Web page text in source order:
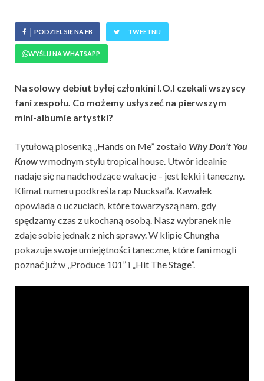
PODZIEL SIĘ NA FB TWEETNIJ
WYŚLIJ NA WHATSAPP
Na solowy debiut byłej członkini I.O.I czekali wszyscy
fani zespołu. Co możemy usłyszeć na pierwszym
mini-albumie artystki?
Tytułową piosenką „Hands on Me” zostało Why Don’t You
Knoww modnym stylu tropical house. Utwór idealnie
nadaje się na nadchodzące wakacje – jest lekki i taneczny.
Klimat numeru podkreśla rap Nucksal’a. Kawałek
opowiada o uczuciach, które towarzyszą nam, gdy
spędzamy czas z ukochaną osobą. Nasz wybranek nie
zdaje sobie jednak z nich sprawy. W klipie Chungha
pokazuje swoje umiejętności taneczne, które fani mogli
poznać już w „Produce 101” i „Hit The Stage”.